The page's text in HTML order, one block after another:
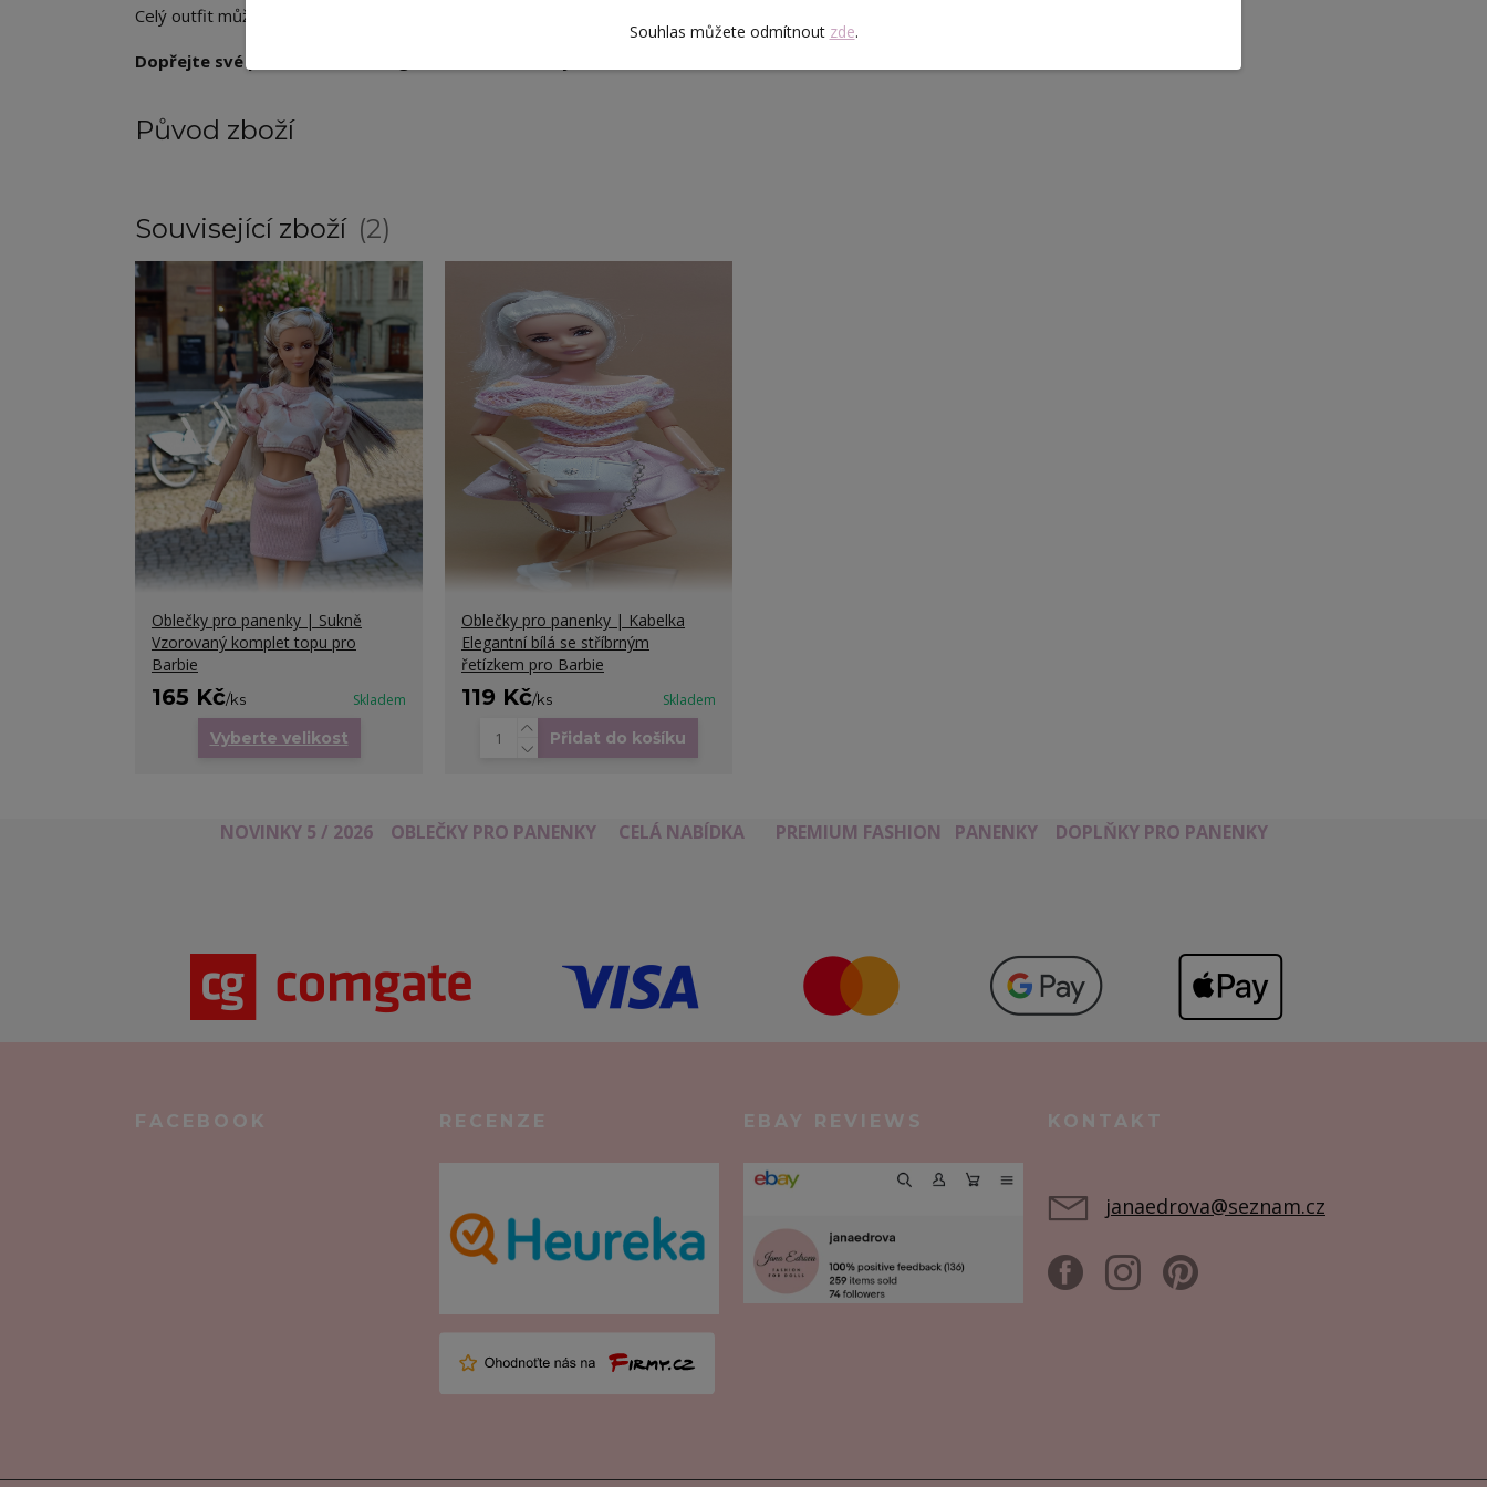
Celý outfit můžete doladit bílými hodinkami a stylovou kabelkou pro dokonalý "urban look".
Dopřejte své panence tento originální kousek, který rozzáří každou sběratelskou fotku!
Původ zboží
Související zboží 2
Oblečky pro panenky | Sukně
Vzorovaný komplet topu pro
Barbie
165 Kč/ks Skladem
Vyberte velikost
Oblečky pro panenky | Kabelka
Elegantní bílá se stříbrným
řetízkem pro Barbie
119 Kč/ks Skladem
Přidat do košíku
NOVINKY 5 / 2026 OBLEČKY PRO PANENKY CELÁ NABÍDKA PREMIUM FASHION PANENKY DOPLŇKY PRO PANENKY
FACEBOOK RECENZE EBAY REVIEWS KONTAKT
janaedrova@seznam.cz
Souhlas můžete odmítnout zde.